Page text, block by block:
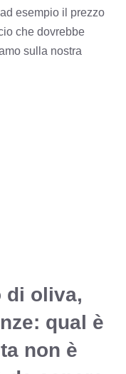
esempio il prezzo
che dovrebbe
sulla nostra
di oliva,
qual è
non è